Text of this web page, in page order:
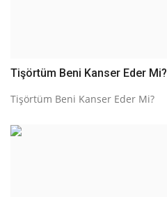
Tişörtüm Beni Kanser Eder Mi?
Tişörtüm Beni Kanser Eder Mi?